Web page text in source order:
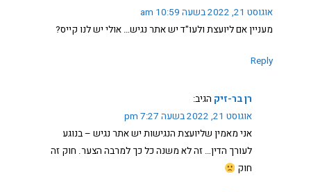
אוגוסט 21, 2022 בשעה 10:59 am
מעניין אם ליועצת ולעו"ד יש אתר נגיש… אולי יש לנו קייס?
Reply
רן בר-זיק הגיב:
אוגוסט 21, 2022 בשעה 7:27 pm
אני מאמין שליועצת הנגישות יש אתר נגיש – בנוגע
לעורך הדין… זה לא משנה כל כך למרבה הצער. חוק זה
חוק